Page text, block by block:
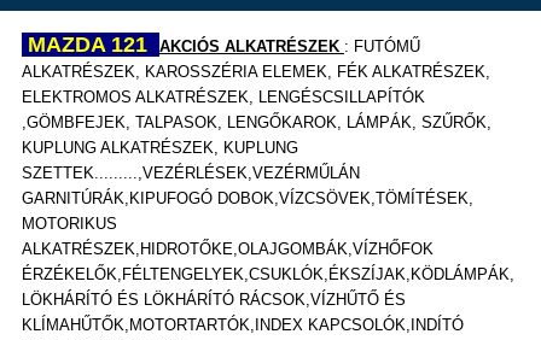
MAZDA 121 AKCIÓS ALKATRÉSZEK : FUTÓMŰ
ALKATRÉSZEK, KAROSSZÉRIA ELEMEK, FÉK ALKATRÉSZEK,
ELEKTROMOS ALKATRÉSZEK, LENGÉSCSILLAPÍTÓK
,GÖMBFEJEK, TALPASOK, LENGŐKAROK, LÁMPÁK, SZŰRŐK,
KUPLUNG ALKATRÉSZEK, KUPLUNG
SZETTEK.........,VEZÉRLÉSEK,VEZÉRMŰLÁN
GARNITÚRÁK,KIPUFOGÓ DOBOK,VÍZCSÖVEK,TÖMÍTÉSEK,
MOTORIKUS
ALKATRÉSZEK,HIDROTŐKE,OLAJGOMBÁK,VÍZHŐFOK
ÉRZÉKELŐK,FÉLTENGELYEK,CSUKLÓK,ÉKSZÍJAK,KÖDLÁMPÁK,
LÖKHÁRÍTÓ ÉS LÖKHÁRÍTÓ RÁCSOK,VÍZHŰTŐ ÉS
KLÍMAHŰTŐK,MOTORTARTÓK,INDEX KAPCSOLÓK,INDÍTÓ